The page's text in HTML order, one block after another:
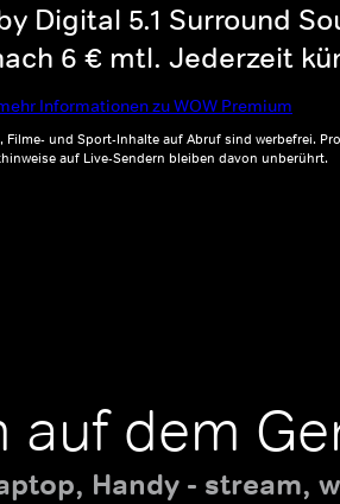
Digital 5.1 Surround
6 € mtl. Jederzeit
Informationen zu WOW Premium
Filme- und Sport-Inhalte auf Abruf sind werbefrei.
auf Live-Sendern bleiben davon unberührt.
auf dem
Handy - stream,